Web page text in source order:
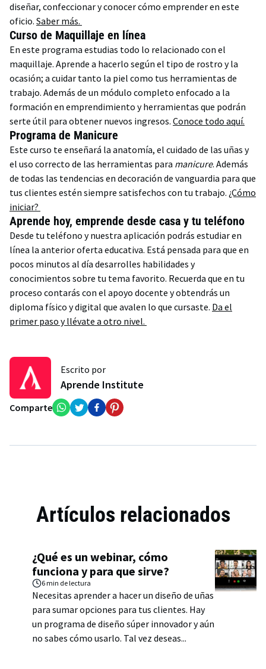
diseñar, confeccionar y conocer cómo emprender en este
oficio. Saber más.
Curso de Maquillaje en línea
En este programa estudias todo lo relacionado con el
maquillaje. Aprende a hacerlo según el tipo de rostro y la
ocasión; a cuidar tanto la piel como tus herramientas de
trabajo. Además de un módulo completo enfocado a la
formación en emprendimiento y herramientas que podrán
serte útil para obtener nuevos ingresos. Conoce todo aquí.
Programa de Manicure
Este curso te enseñará la anatomía, el cuidado de las uñas y
el uso correcto de las herramientas para manicure. Además
de todas las tendencias en decoración de vanguardia para que
tus clientes estén siempre satisfechos con tu trabajo. ¿Cómo
iniciar?
Aprende hoy, emprende desde casa y tu teléfono
Desde tu teléfono y nuestra aplicación podrás estudiar en
línea la anterior oferta educativa. Está pensada para que en
pocos minutos al día desarrolles habilidades y
conocimientos sobre tu tema favorito. Recuerda que en tu
proceso contarás con el apoyo docente y obtendrás un
diploma físico y digital que avalen lo que cursaste. Da el
primer paso y llévate a otro nivel.
Escrito por
Aprende Institute
Comparte
Artículos relacionados
¿Qué es un webinar, cómo
funciona y para que sirve?
6 min de lectura
Necesitas aprender a hacer un diseño de uñas
para sumar opciones para tus clientes. Hay
un programa de diseño súper innovador y aún
no sabes cómo usarlo. Tal vez deseas...